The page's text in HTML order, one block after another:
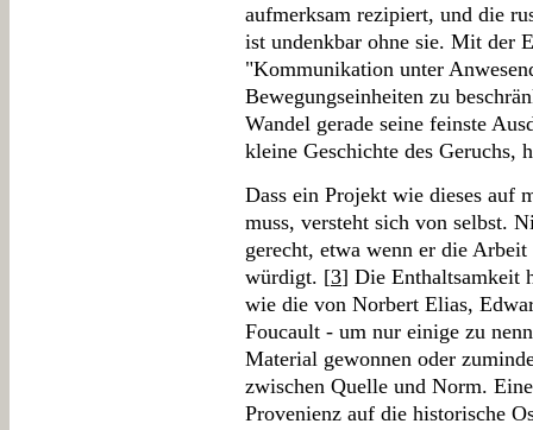
aufmerksam rezipiert, und die
ist undenkbar ohne sie. Mit der
"Kommunikation unter
Bewegungseinheiten zu
Wandel gerade seine feinste
kleine Geschichte des Geruchs,
Dass ein Projekt wie dieses auf
muss, versteht sich von selbst.
gerecht, etwa wenn er die
würdigt. [3] Die Enthaltsamkeit
wie die von Norbert Elias,
Foucault - um nur einige zu
Material gewonnen oder
zwischen Quelle und Norm.
Provenienz auf die historische